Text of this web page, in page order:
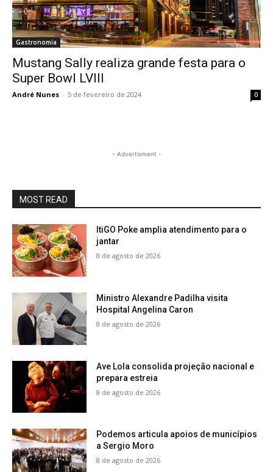
Gastronomia
Mustang Sally realiza grande festa para o
Super Bowl LVIII
André Nunes - 5 de fevereiro de 2024 0
- Advertisment -
MOST READ
ItiGO Poke amplia atendimento para o
jantar
8 de agosto de 2026
Ministro Alexandre Padilha visita
Hospital Angelina Caron
8 de agosto de 2026
Ave Lola consolida projeção nacional e
prepara estreia
8 de agosto de 2026
Podemos articula apoios de municípios
a Sergio Moro
8 de agosto de 2026